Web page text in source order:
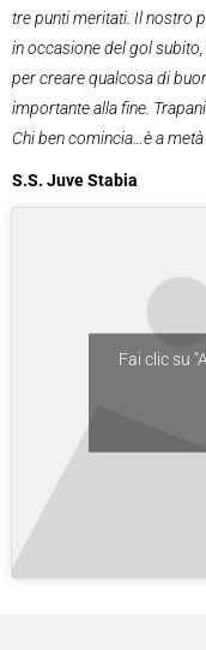
tre punti meritati. Il nostro
in occasione del gol
per creare qualcosa di
importante alla fine.
Chi ben comincia…è a metà
S.S. Juve Stabia
Fai clic su